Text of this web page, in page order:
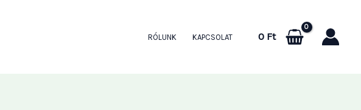
RÓLUNK KAPCSOLAT 0 Ft